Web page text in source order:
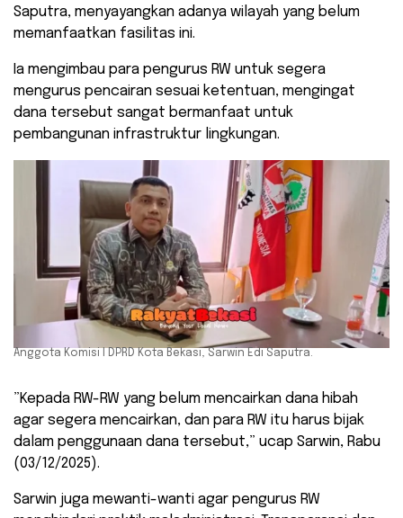
Saputra, menyayangkan adanya wilayah yang belum
memanfaatkan fasilitas ini.
Ia mengimbau para pengurus RW untuk segera
mengurus pencairan sesuai ketentuan, mengingat
dana tersebut sangat bermanfaat untuk
pembangunan infrastruktur lingkungan.
Anggota Komisi I DPRD Kota Bekasi, Sarwin Edi Saputra.
​”Kepada RW-RW yang belum mencairkan dana hibah
agar segera mencairkan, dan para RW itu harus bijak
dalam penggunaan dana tersebut,” ucap Sarwin, Rabu
(03/12/2025).
​Sarwin juga mewanti-wanti agar pengurus RW